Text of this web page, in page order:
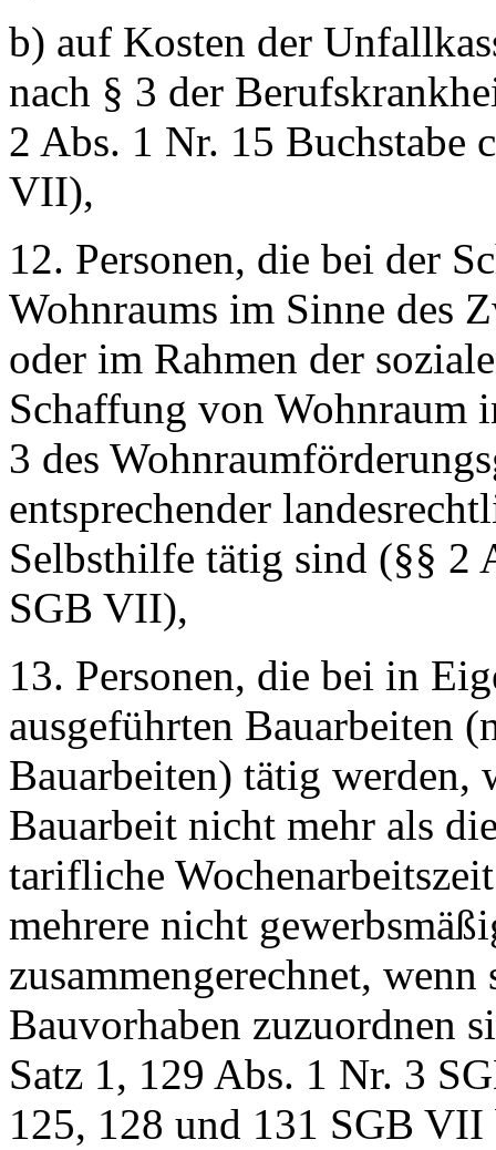
b) auf Kosten der
nach § 3 der
2 Abs. 1 Nr. 15 Buchstabe
VII),
12. Personen, die bei der
Wohnraums im Sinne des
oder im Rahmen der
Schaffung von Wohnraum
3 des
entsprechender
Selbsthilfe tätig sind (§§ 2
SGB VII),
13. Personen, die bei in
ausgeführten Bauarbeiten
Bauarbeiten) tätig werden,
Bauarbeit nicht mehr als
tarifliche
mehrere nicht
zusammengerechnet,
Bauvorhaben zuzuordnen
Satz 1, 129 Abs. 1 Nr. 3
125, 128 und 131 SGB